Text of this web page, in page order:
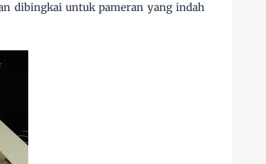
dibingkai untuk pameran yang indah